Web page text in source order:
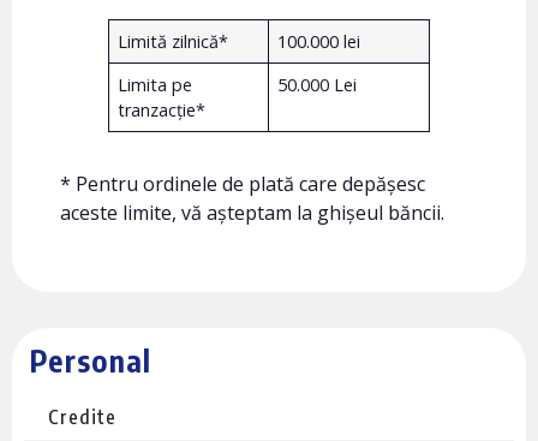
Personal
Credite
Limită zilnică*
100.000 lei
Limita pe
tranzacție*
50.000 Lei
* Pentru ordinele de plată care depășesc
aceste limite, vă așteptam la ghișeul băncii.